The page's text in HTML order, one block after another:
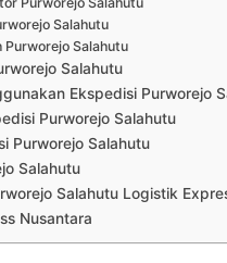
Salahutu
Purworejo Salahutu
Salahutu
Ekspedisi Purworejo
Purworejo Salahutu
Purworejo Salahutu
Salahutu
Salahutu Logistik
Nusantara